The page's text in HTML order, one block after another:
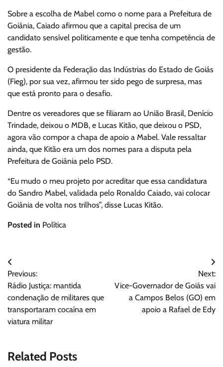
Sobre a escolha de Mabel como o nome para a Prefeitura de
Goiânia, Caiado afirmou que a capital precisa de um
candidato sensível politicamente e que tenha competência de
gestão.
O presidente da Federação das Indústrias do Estado de Goiás
(Fieg), por sua vez, afirmou ter sido pego de surpresa, mas
que está pronto para o desafio.
Dentre os vereadores que se filiaram ao União Brasil, Denício
Trindade, deixou o MDB, e Lucas Kitão, que deixou o PSD,
agora vão compor a chapa de apoio a Mabel. Vale ressaltar
ainda, que Kitão era um dos nomes para a disputa pela
Prefeitura de Goiânia pelo PSD.
“Eu mudo o meu projeto por acreditar que essa candidatura
do Sandro Mabel, validada pelo Ronaldo Caiado, vai colocar
Goiânia de volta nos trilhos”, disse Lucas Kitão.
Posted in Política
Navegação
de
Post
Previous:
Rádio Justiça: mantida
condenação de militares que
transportaram cocaína em
viatura militar
Next:
Vice-Governador de Goiás vai
a Campos Belos (GO) em
apoio a Rafael de Edy
Related Posts